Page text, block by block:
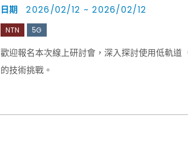
日期 2026/02/12 ~ 2026/02/12
NTN 5G
歡迎報名本次線上研討會，深入探討使用低軌道
的技術挑戰。